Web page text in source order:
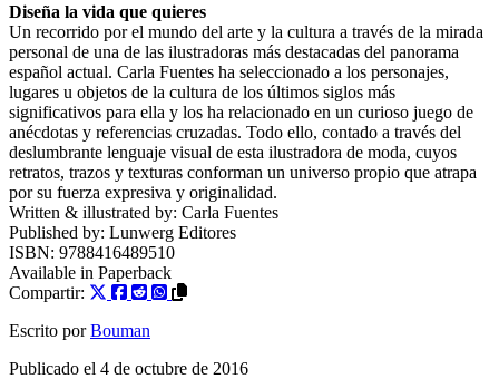
Diseña la vida que quieres
Un recorrido por el mundo del arte y la cultura a través de la mirada
personal de una de las ilustradoras más destacadas del panorama
español actual. Carla Fuentes ha seleccionado a los personajes,
lugares u objetos de la cultura de los últimos siglos más
significativos para ella y los ha relacionado en un curioso juego de
anécdotas y referencias cruzadas. Todo ello, contado a través del
deslumbrante lenguaje visual de esta ilustradora de moda, cuyos
retratos, trazos y texturas conforman un universo propio que atrapa
por su fuerza expresiva y originalidad.
Written & illustrated by: Carla Fuentes
Published by: Lunwerg Editores
ISBN: 9788416489510
Available in Paperback
Compartir:
Escrito por Bouman
Publicado el 4 de octubre de 2016